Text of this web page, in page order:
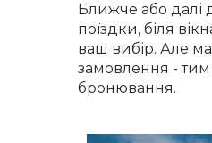
Ближче або далі
поїздки, біля
ваш вибір. Але
замовлення - тим
бронювання.